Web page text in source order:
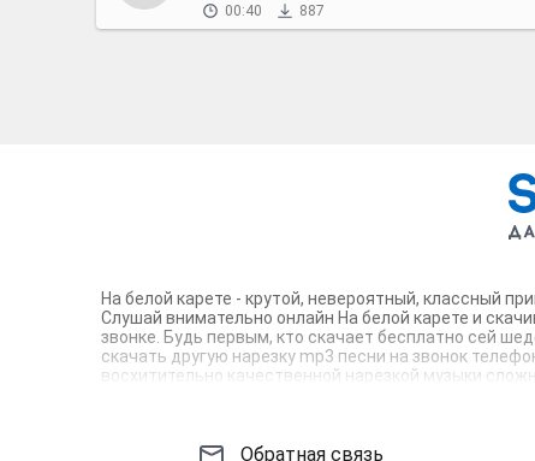
00:40 887
На белой карете - крутой, невероятный, классный
Слушай внимательно онлайн На белой карете и
звонке. Будь первым, кто скачает бесплатно сей
скачать другую нарезку mp3 песни на звонок
восхитительно качественной нарезкой музыки
Обратная связь